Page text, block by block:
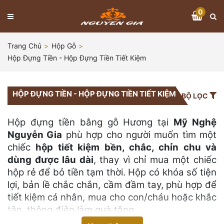
0
Trang Chủ
Hộp Gỗ
Hộp Đựng Tiền - Hộp Đựng Tiền Tiết Kiệm
HỘP ĐỰNG TIỀN - HỘP ĐỰNG TIỀN TIẾT KIỆM BỘ LỌC
Hộp đựng tiền bằng gỗ Hương tại Mỹ Nghệ
Nguyễn Gia phù hợp cho người muốn tìm một
chiếc hộp tiết kiệm bền, chắc, chỉn chu và
dùng được lâu dài, thay vì chỉ mua một chiếc
hộp rẻ để bỏ tiền tạm thời. Hộp có khóa số tiện
lợi, bản lề chắc chắn, cầm đầm tay, phù hợp để
tiết kiệm cá nhân, mua cho con/cháu hoặc khắc
tên, thông điệp làm quà tặng.